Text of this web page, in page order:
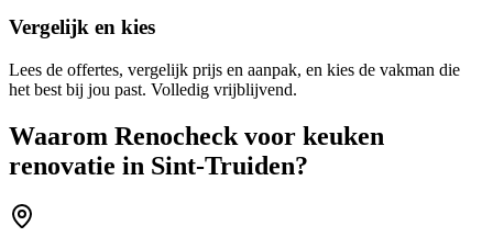
Vergelijk en kies
Lees de offertes, vergelijk prijs en aanpak, en kies de vakman die
het best bij jou past. Volledig vrijblijvend.
Waarom Renocheck voor keuken
renovatie in Sint-Truiden?